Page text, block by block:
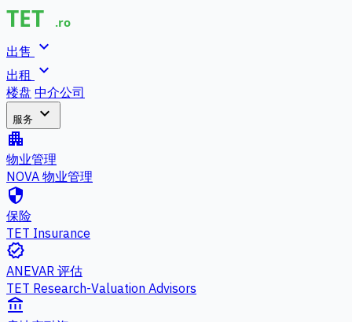
出售 expand_more
出租 expand_more
楼盘 中介公司
服务 expand_more
apartment
物业管理
NOVA 物业管理
security
保险
TET Insurance
verified
ANEVAR 评估
TET Research-Valuation Advisors
account_balance